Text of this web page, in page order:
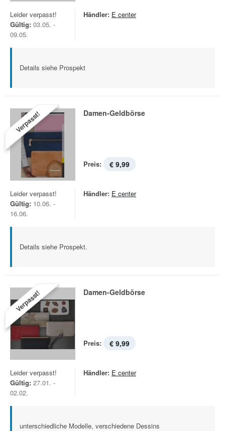
Leider verpasst!
Gültig: 03.05. -
09.05.
Händler: E center
Details siehe Prospekt
Verpasst! Damen-Geldbörse
Preis: € 9,99
Leider verpasst!
Gültig: 10.06. -
16.06.
Händler: E center
Details siehe Prospekt.
Verpasst! Damen-Geldbörse
Preis: € 9,99
Leider verpasst!
Gültig: 27.01. -
02.02.
Händler: E center
unterschiedliche Modelle, verschiedene Dessins